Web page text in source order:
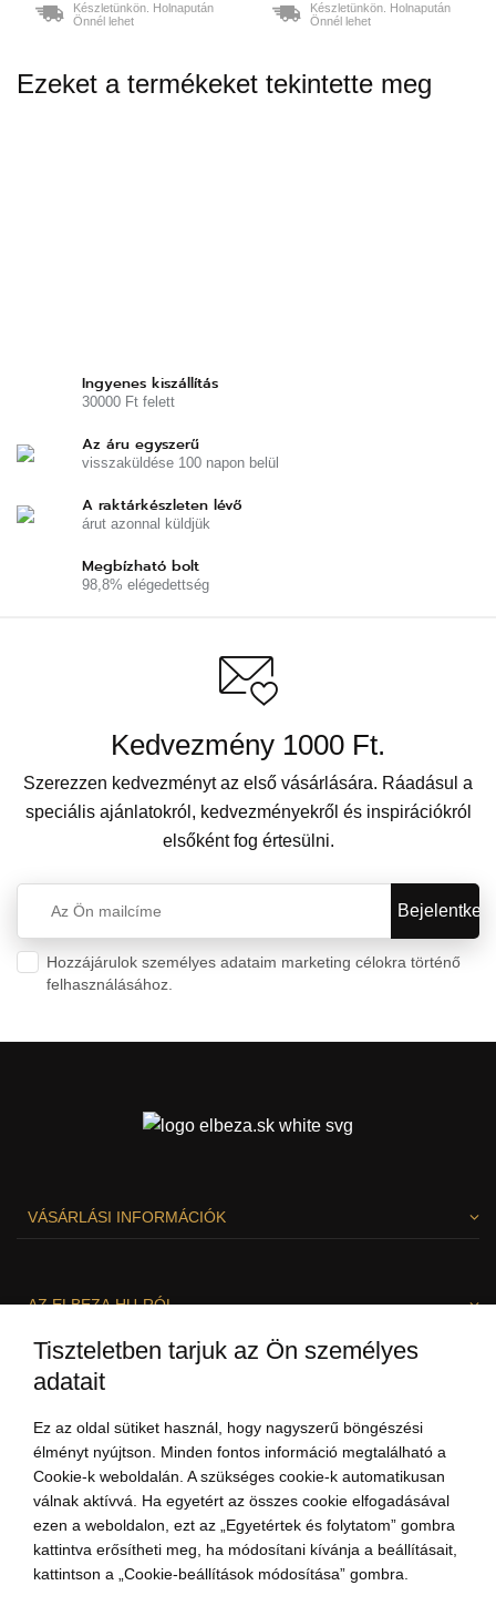
Készletünkön. Holnapután
Önnél lehet
Készletünkön. Holnapután
Önnél lehet
Ezeket a termékeket tekintette meg
Ingyenes kiszállítás
30000 Ft felett
Az áru egyszerű
visszaküldése 100 napon belül
A raktárkészleten lévő
árut azonnal küldjük
Megbízható bolt
98,8% elégedettség
Kedvezmény 1000 Ft.
Szerezzen kedvezményt az első vásárlására. Ráadásul a
speciális ajánlatokról, kedvezményekről és inspirációkról
elsőként fog értesülni.
Hozzájárulok személyes adataim marketing célokra történő
felhasználásához.
VÁSÁRLÁSI INFORMÁCIÓK
AZ ELBEZA.HU-RÓL
Tiszteletben tarjuk az Ön személyes
adatait
Ez az oldal sütiket használ, hogy nagyszerű böngészési
élményt nyújtson. Minden fontos információ megtalálható a
Cookie-k weboldalán. A szükséges cookie-k automatikusan
válnak aktívvá. Ha egyetért az összes cookie elfogadásával
ezen a weboldalon, ezt az „Egyetértek és folytatom” gombra
kattintva erősítheti meg, ha módosítani kívánja a beállításait,
kattintson a „Cookie-beállítások módosítása” gombra.